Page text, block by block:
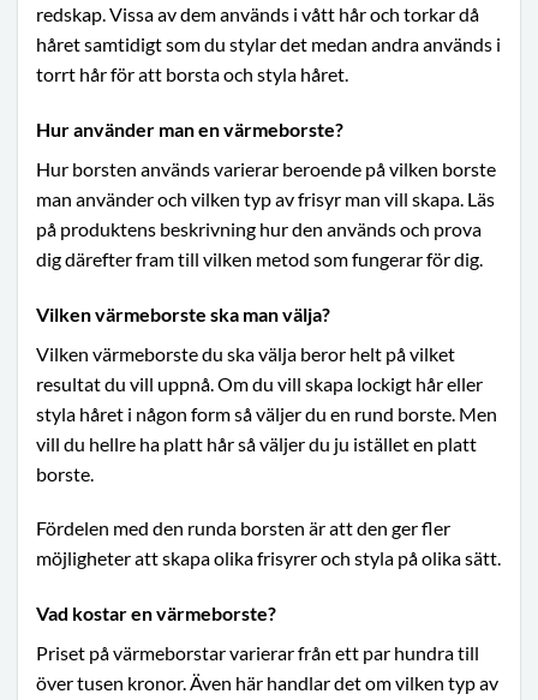
redskap. Vissa av dem används i vått hår och torkar då
håret samtidigt som du stylar det medan andra används i
torrt hår för att borsta och styla håret.
Hur använder man en värmeborste?
Hur borsten används varierar beroende på vilken borste
man använder och vilken typ av frisyr man vill skapa. Läs
på produktens beskrivning hur den används och prova
dig därefter fram till vilken metod som fungerar för dig.
Vilken värmeborste ska man välja?
Vilken värmeborste du ska välja beror helt på vilket
resultat du vill uppnå. Om du vill skapa lockigt hår eller
styla håret i någon form så väljer du en rund borste. Men
vill du hellre ha platt hår så väljer du ju istället en platt
borste.
Fördelen med den runda borsten är att den ger fler
möjligheter att skapa olika frisyrer och styla på olika sätt.
Vad kostar en värmeborste?
Priset på värmeborstar varierar från ett par hundra till
över tusen kronor. Även här handlar det om vilken typ av